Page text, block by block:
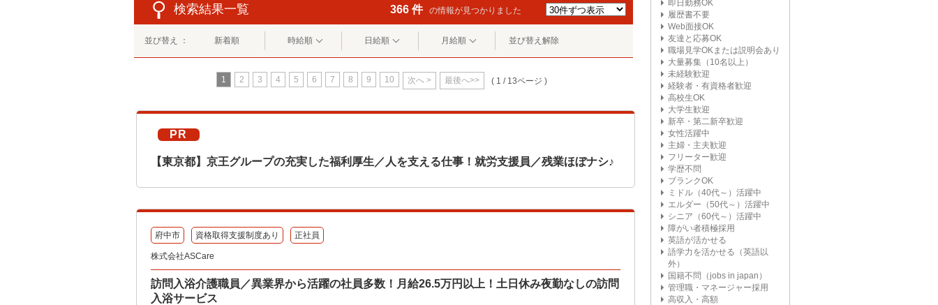
検索結果一覧 366 件 の情報が見つかりました
並び替え ： 新着順 時給順 日給順 月給順 並び替え解除
1 2 3 4 5 6 7 8 9 10 次へ > 最後へ>> ( 1 / 13ページ )
PR
【東京都】京王グループの充実した福利厚生／人を支える仕事！就労支援員／残業ほぼナシ♪
府中市 資格取得支援制度あり 正社員
株式会社ASCare
訪問入浴介護職員／異業界から活躍の社員多数！月給26.5万円以上！土日休み夜勤なしの訪問
入浴サービス
即日勤務OK
履歴書不要
Web面接OK
友達と応募OK
職場見学OKまたは説明会あり
大量募集（10名以上）
未経験歓迎
経験者・有資格者歓迎
高校生OK
大学生歓迎
新卒・第二新卒歓迎
女性活躍中
主婦・主夫歓迎
フリーター歓迎
学歴不問
ブランクOK
ミドル（40代～）活躍中
エルダー（50代～）活躍中
シニア（60代～）活躍中
障がい者積極採用
英語が活かせる
語学力を活かせる（英語以
外）
国籍不問（jobs in japan）
管理職・マネージャー採用
高収入・高額